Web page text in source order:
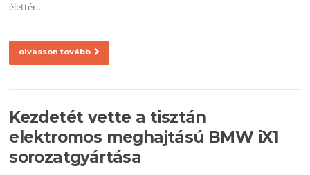
élettér…
olvasson tovább
Kezdetét vette a tisztán
elektromos meghajtású BMW iX1
sorozatgyártása